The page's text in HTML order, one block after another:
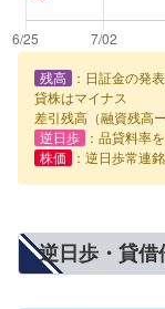
残高
：日証金の発
貸株はマイナス
差引残高（融資残高
逆日歩
：品貸料率
株価
：逆日歩常連
逆日歩・貸借